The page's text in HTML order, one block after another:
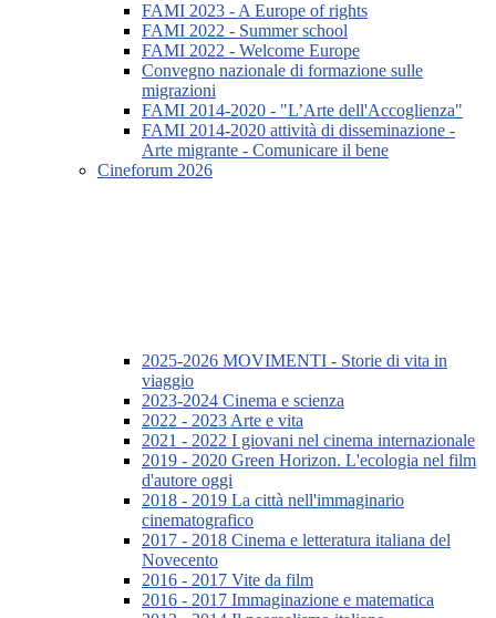
FAMI 2023 - A Europe of rights
FAMI 2022 - Summer school
FAMI 2022 - Welcome Europe
Convegno nazionale di formazione sulle
migrazioni
FAMI 2014-2020 - "L’Arte dell'Accoglienza"
FAMI 2014-2020 attività di disseminazione -
Arte migrante - Comunicare il bene
Cineforum 2026
2025-2026 MOVIMENTI - Storie di vita in
viaggio
2023-2024 Cinema e scienza
2022 - 2023 Arte e vita
2021 - 2022 I giovani nel cinema internazionale
2019 - 2020 Green Horizon. L'ecologia nel film
d'autore oggi
2018 - 2019 La città nell'immaginario
cinematografico
2017 - 2018 Cinema e letteratura italiana del
Novecento
2016 - 2017 Vite da film
2016 - 2017 Immaginazione e matematica